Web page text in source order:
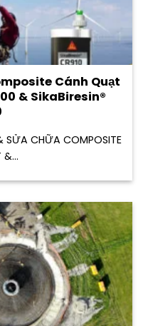
Cánh Quạt
& SikaBiresin®
SỬA CHỮA COMPOSITE
&...